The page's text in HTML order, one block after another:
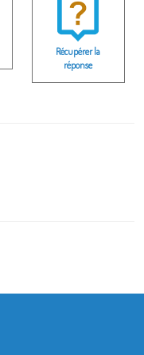
Récupérer la
réponse